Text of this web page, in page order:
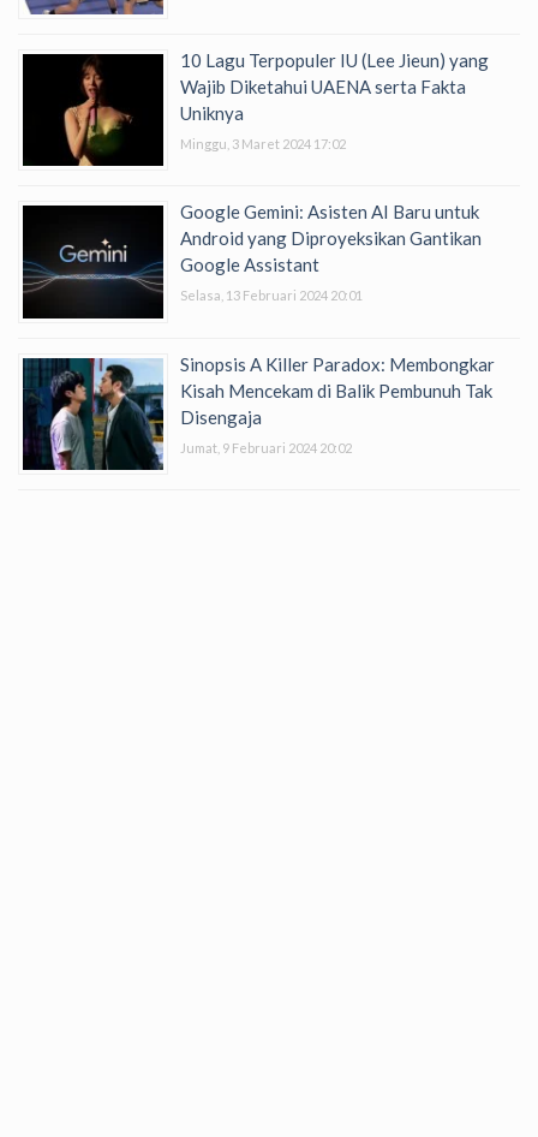
10 Lagu Terpopuler IU (Lee Jieun) yang
Wajib Diketahui UAENA serta Fakta
Uniknya
Minggu, 3 Maret 2024 17:02
Google Gemini: Asisten AI Baru untuk
Android yang Diproyeksikan Gantikan
Google Assistant
Selasa, 13 Februari 2024 20:01
Sinopsis A Killer Paradox: Membongkar
Kisah Mencekam di Balik Pembunuh Tak
Disengaja
Jumat, 9 Februari 2024 20:02